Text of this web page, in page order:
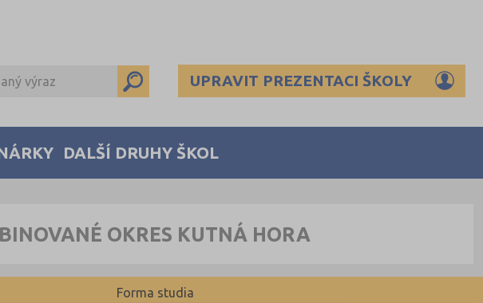
UPRAVIT PREZENTACI ŠKOLY
DALŠÍ DRUHY ŠKOL
OKRES KUTNÁ HORA
Forma studia